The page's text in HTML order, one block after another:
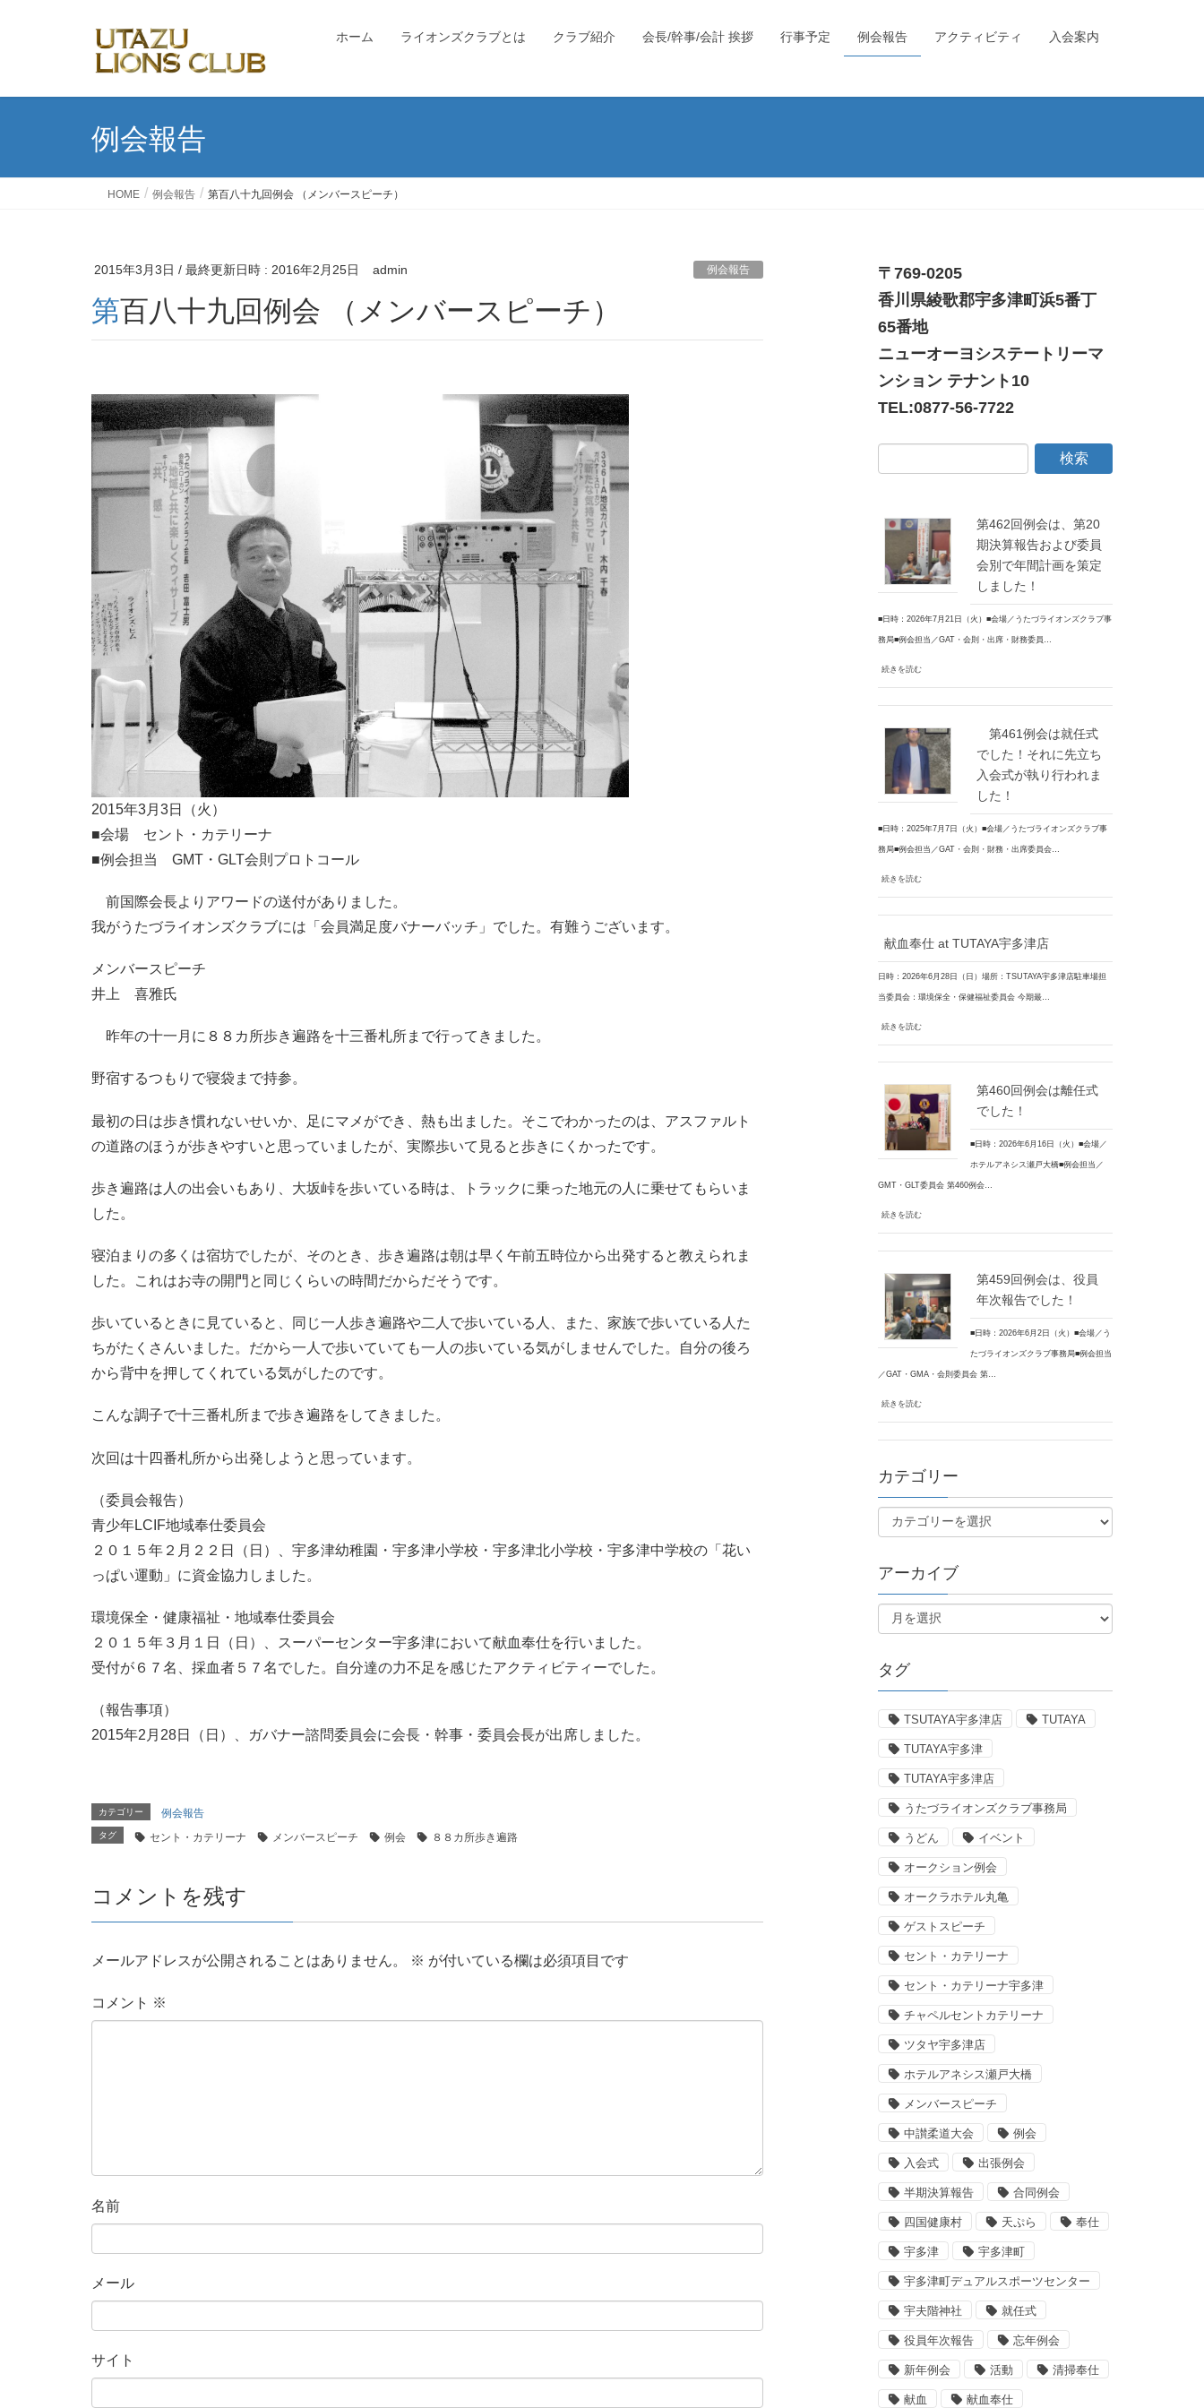
ホーム ライオンズクラブとは クラブ紹介 会長/幹事/会計 挨拶 行事予定 例会報告 アクティビティ 入会案内
例会報告
HOME 例会報告 第百八十九回例会 （メンバースピーチ）
2015年3月3日 / 最終更新日時 : 2016年2月25日 admin 例会報告
第百八十九回例会 （メンバースピーチ）
2015年3月3日（火）
■会場 セント・カテリーナ
■例会担当 GMT・GLT会則プロトコール
前国際会長よりアワードの送付がありました。
我がうたづライオンズクラブには「会員満足度バナーバッチ」でした。有難うございます。
メンバースピーチ
井上 喜雅氏
昨年の十一月に８８カ所歩き遍路を十三番札所まで行ってきました。
野宿するつもりで寝袋まで持参。
最初の日は歩き慣れないせいか、足にマメができ、熱も出ました。そこでわかったのは、アスファルト
の道路のほうが歩きやすいと思っていましたが、実際歩いて見ると歩きにくかったです。
歩き遍路は人の出会いもあり、大坂峠を歩いている時は、トラックに乗った地元の人に乗せてもらいま
した。
寝泊まりの多くは宿坊でしたが、そのとき、歩き遍路は朝は早く午前五時位から出発すると教えられま
した。これはお寺の開門と同じくらいの時間だからだそうです。
歩いているときに見ていると、同じ一人歩き遍路や二人で歩いている人、また、家族で歩いている人た
ちがたくさんいました。だから一人で歩いていても一人の歩いている気がしませんでした。自分の後ろ
から背中を押してくれている気がしたのです。
こんな調子で十三番札所まで歩き遍路をしてきました。
次回は十四番札所から出発しようと思っています。
（委員会報告）
青少年LCIF地域奉仕委員会
２０１５年２月２２日（日）、宇多津幼稚園・宇多津小学校・宇多津北小学校・宇多津中学校の「花い
っぱい運動」に資金協力しました。
環境保全・健康福祉・地域奉仕委員会
２０１５年３月１日（日）、スーパーセンター宇多津において献血奉仕を行いました。
受付が６７名、採血者５７名でした。自分達の力不足を感じたアクティビティーでした。
（報告事項）
2015年2月28日（日）、ガバナー諮問委員会に会長・幹事・委員会長が出席しました。
カテゴリー 例会報告
タグ セント・カテリーナ メンバースピーチ 例会 ８８カ所歩き遍路
コメントを残す
メールアドレスが公開されることはありません。 ※ が付いている欄は必須項目です
コメント ※
名前
メール
サイト
〒769-0205
香川県綾歌郡宇多津町浜5番丁
65番地
ニューオーヨシステートリーマ
ンション テナント10
TEL:0877-56-7722
第462回例会は、第20
期決算報告および委員
会別で年間計画を策定
しました！
■日時：2026年7月21日（火）■会場／うたづライオンズクラブ事
務局■例会担当／GAT・会則・出席・財務委員…
続きを読む
第461例会は就任式
でした！それに先立ち
入会式が執り行われま
した！
■日時：2025年7月7日（火）■会場／うたづライオンズクラブ事
務局■例会担当／GAT・会則・財務・出席委員会…
続きを読む
献血奉仕 at TUTAYA宇多津店
日時：2026年6月28日（日）場所：TSUTAYA宇多津店駐車場担
当委員会：環境保全・保健福祉委員会 今期最…
続きを読む
第460回例会は離任式
でした！
■日時：2026年6月16日（火）■会場／
ホテルアネシス瀬戸大橋■例会担当／
GMT・GLT委員会 第460例会…
続きを読む
第459回例会は、役員
年次報告でした！
■日時：2026年6月2日（火）■会場／う
たづライオンズクラブ事務局■例会担当
／GAT・GMA・会則委員会 第…
続きを読む
カテゴリー
アーカイブ
タグ
TSUTAYA宇多津店 TUTAYA
TUTAYA宇多津
TUTAYA宇多津店
うたづライオンズクラブ事務局
うどん イベント
オークション例会
オークラホテル丸亀
ゲストスピーチ
セント・カテリーナ
セント・カテリーナ宇多津
チャペルセントカテリーナ
ツタヤ宇多津店
ホテルアネシス瀬戸大橋
メンバースピーチ
中讃柔道大会 例会
入会式 出張例会
半期決算報告 合同例会
四国健康村 天ぷら 奉仕
宇多津 宇多津町
宇多津町デュアルスポーツセンター
宇夫階神社 就任式
役員年次報告 忘年例会
新年例会 活動 清掃奉仕
献血 献血奉仕